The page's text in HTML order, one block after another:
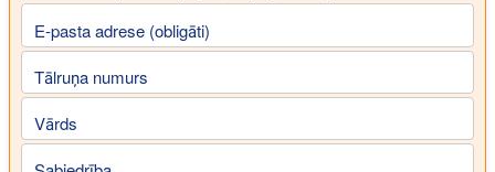
E-pasta adrese (obligāti)
Tālruņa numurs
Vārds